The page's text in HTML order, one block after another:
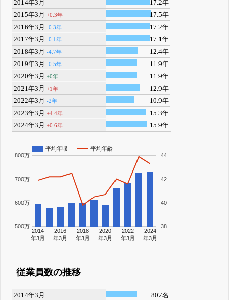
2014年3月
17.2年
2015年3月+0.3年
17.5年
2016年3月-0.3年
17.2年
2017年3月-0.1年
17.1年
2018年3月-4.7年
12.4年
2019年3月-0.5年
11.9年
2020年3月±0年
11.9年
2021年3月+1年
12.9年
2022年3月-2年
10.9年
2023年3月+4.4年
15.3年
2024年3月+0.6年 15.9年
平均年収 平均年齢
2014
年3月
2016
年3月
2018
年3月
2020
年3月
2022
年3月
2024
年3月
500万
600万
700万
800万
38
40
42
44
従業員数の推移
2014年3月
807名